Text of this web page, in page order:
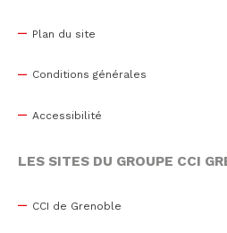
Plan du site
Conditions générales
Accessibilité
LES SITES DU GROUPE CCI
CCI de Grenoble